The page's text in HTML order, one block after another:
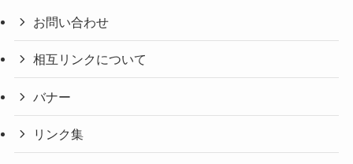
お問い合わせ
相互リンクについて
バナー
リンク集